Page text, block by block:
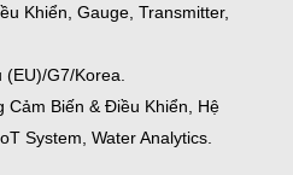
Khiển, Gauge, Transmitter,
G7/Korea.
Cảm Biến & Điều Khiển, Hệ
System, Water Analytics.